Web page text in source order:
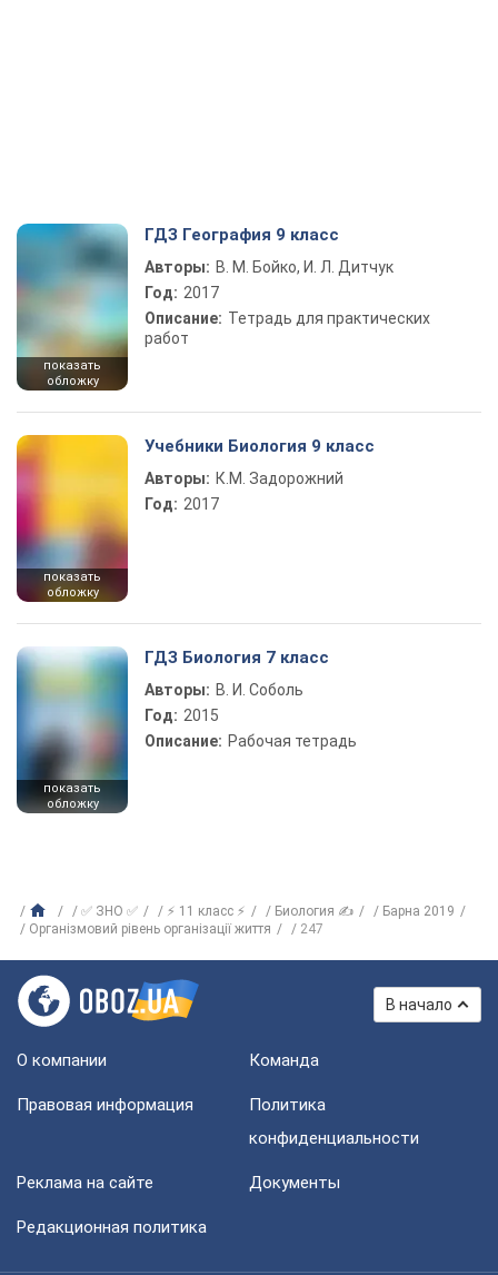
показать
обложку
ГДЗ География 9 класс
Авторы: В. М. Бойко, И. Л. Дитчук
Год: 2017
Описание: Тетрадь для практических
работ
показать
обложку
Учебники Биология 9 класс
Авторы: К.М. Задорожний
Год: 2017
показать
обложку
ГДЗ Биология 7 класс
Авторы: В. И. Соболь
Год: 2015
Описание: Рабочая тетрадь
✅ ЗНО ✅ ⚡ 11 класс ⚡ Биология ✍
Барна 2019
Організмовий рівень організації життя
247
В начало
О компании Команда
Правовая информация
Политика
конфиденциальности
Реклама на сайте Документы
Редакционная политика